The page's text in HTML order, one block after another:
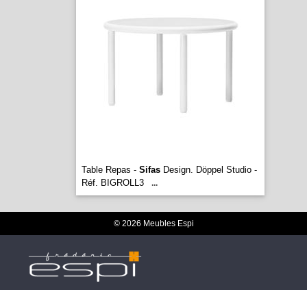
Table Repas - SifasDesign. Döppel Studio -
Réf. BIGROLL3
...
© 2026 Meubles Espi